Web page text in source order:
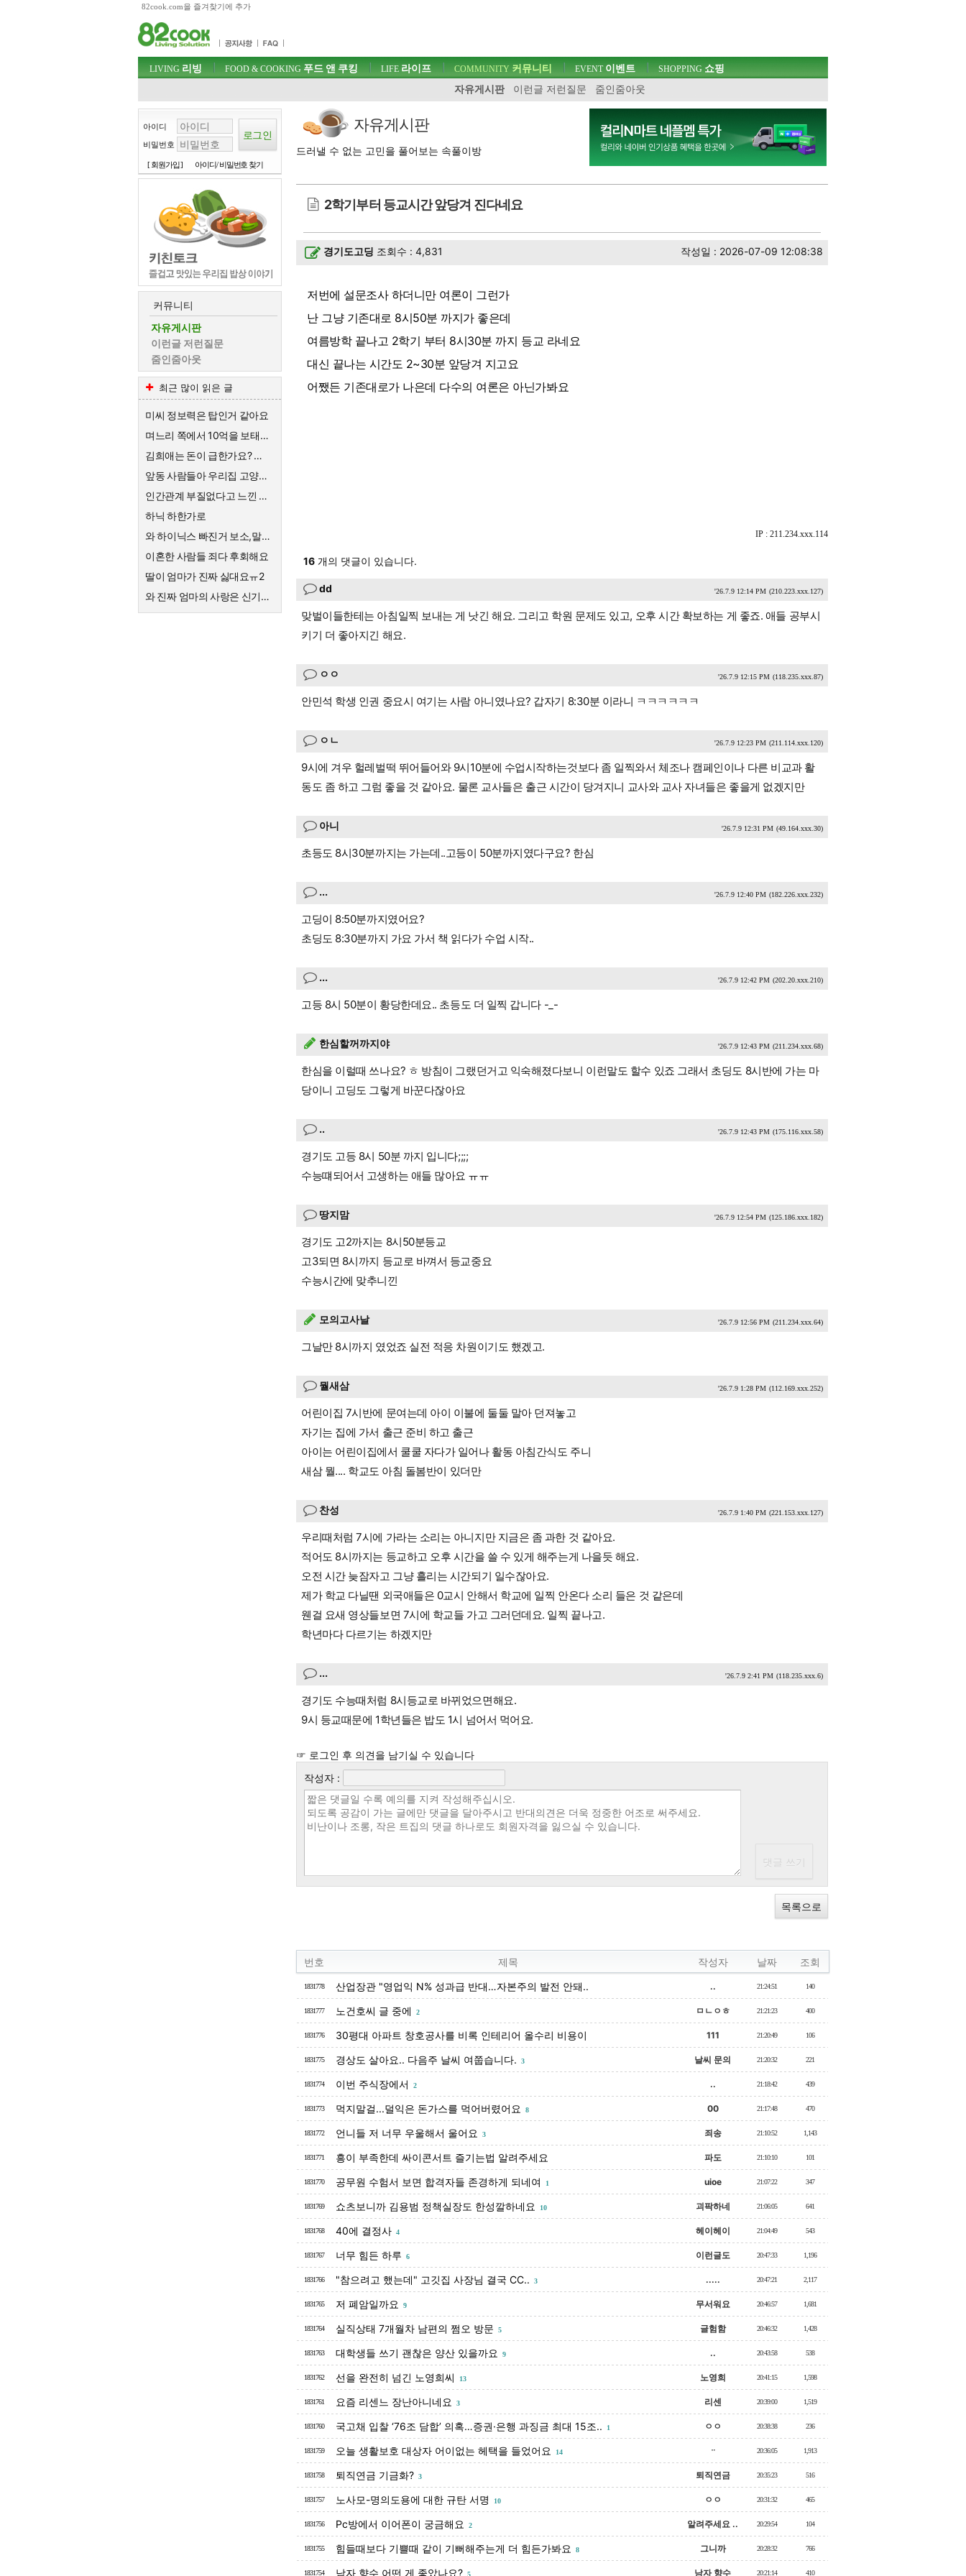
82cook.com을 즐겨찾기에 추가
주메뉴 바로가기
컨텐츠 바로가기
검색 바로가기
로그인 바로가기
주메뉴
LIVING 리빙 FOOD & COOKING 푸드 앤 쿠킹 LIFE 라이프 COMMUNITY 커뮤니티
자유게시판
이런글 저런질문 줌인줌아웃
EVENT이벤트 SHOPPING 쇼핑
아이디
비밀번호
[ 회원가입 ] 아이디/ 비밀번호 찾기
커뮤니티
자유게시판
이런글 저런질문
줌인줌아웃
최근 많이 읽은 글
미씨 정보력은 탑인거 같아요
며느리 쪽에서 10억을 보태준대요.
김희애는 돈이 급한가요? 왜 친근한척 예능하죠?
앞동 사람들아 우리집 고양이한테 큰절해라
인간관계 부질없다고 느낀 순간
하닉 하한가로
와 하이닉스 빠진거 보소,말이 안나옴
이혼한 사람들 죄다 후회해요
딸이 엄마가 진짜 싫대요ㅠ2
와 진짜 엄마의 사랑은 신기하네요
자유게시판
드러낼 수 없는 고민을 풀어보는 속풀이방
2학기부터 등교시간 앞당겨 진다네요
경기도고딩 조회수 : 4,831 작성일 : 2026-07-09 12:08:38
저번에 설문조사 하더니만 여론이 그런가
난 그냥 기존대로 8시50분 까지가 좋은데
여름방학 끝나고 2학기 부터 8시30분 까지 등교 라네요
대신 끝나는 시간도 2~30분 앞당겨 지고요
어쨌든 기존대로가 나은데 다수의 여론은 아닌가봐요
IP : 211.234.xxx.114
16 개의 댓글이 있습니다.
dd '26.7.9 12:14 PM (210.223.xxx.127)
맞벌이들한테는 아침일찍 보내는 게 낫긴 해요. 그리고 학원 문제도 있고, 오후 시간 확보하는 게 좋죠. 애들 공부시
키기 더 좋아지긴 해요.
ㅇㅇ '26.7.9 12:15 PM (118.235.xxx.87)
안민석 학생 인권 중요시 여기는 사람 아니였나요? 갑자기 8:30분 이라니 ㅋㅋㅋㅋㅋㅋ
ㅇㄴ '26.7.9 12:23 PM (211.114.xxx.120)
9시에 겨우 헐레벌떡 뛰어들어와 9시10분에 수업시작하는것보다 좀 일찍와서 체조나 캠페인이나 다른 비교과 활
동도 좀 하고 그럼 좋을 것 같아요. 물론 교사들은 출근 시간이 당겨지니 교사와 교사 자녀들은 좋을게 없겠지만
아니 '26.7.9 12:31 PM (49.164.xxx.30)
초등도 8시30분까지는 가는데..고등이 50분까지였다구요? 한심
... '26.7.9 12:40 PM (182.226.xxx.232)
고딩이 8:50분까지였어요?
초딩도 8:30분까지 가요 가서 책 읽다가 수업 시작..
... '26.7.9 12:42 PM (202.20.xxx.210)
고등 8시 50분이 황당한데요.. 초등도 더 일찍 갑니다 -_-
한심할꺼까지야 '26.7.9 12:43 PM (211.234.xxx.68)
한심을 이럴때 쓰나요? ㅎ 방침이 그랬던거고 익숙해졌다보니 이런말도 할수 있죠 그래서 초딩도 8시반에 가는 마
당이니 고딩도 그렇게 바꾼다잖아요
.. '26.7.9 12:43 PM (175.116.xxx.58)
경기도 고등 8시 50분 까지 입니다;;;;
수능떄되어서 고생하는 애들 많아요 ㅠㅠ
땅지맘 '26.7.9 12:54 PM (125.186.xxx.182)
경기도 고2까지는 8시50분등교
고3되면 8시까지 등교로 바껴서 등교중요
수능시간에 맞추니낀
모의고사날 '26.7.9 12:56 PM (211.234.xxx.64)
그날만 8시까지 였었죠 실전 적응 차원이기도 했겠고.
뭘새삼 '26.7.9 1:28 PM (112.169.xxx.252)
어린이집 7시반에 문여는데 아이 이불에 둘둘 말아 던져놓고
자기는 집에 가서 출근 준비 하고 출근
아이는 어린이집에서 쿨쿨 자다가 일어나 활동 아침간식도 주니
새삼 뭘.... 학교도 아침 돌봄반이 있더만
찬성 '26.7.9 1:40 PM (221.153.xxx.127)
우리때처럼 7시에 가라는 소리는 아니지만 지금은 좀 과한 것 같아요.
적어도 8시까지는 등교하고 오후 시간을 쓸 수 있게 해주는게 나을듯 해요.
오전 시간 늦잠자고 그냥 흘리는 시간되기 일수잖아요.
제가 학교 다닐땐 외국애들은 0교시 안해서 학교에 일찍 안온다 소리 들은 것 같은데
웬걸 요새 영상들보면 7시에 학교들 가고 그러던데요. 일찍 끝나고.
학년마다 다르기는 하겠지만
... '26.7.9 2:41 PM (118.235.xxx.6)
경기도 수능때처럼 8시등교로 바뀌었으면해요.
9시 등교때문에 1학년들은 밥도 1시 넘어서 먹어요.
☞ 로그인 후 의견을 남기실 수 있습니다
작성자 :
목록으로
번호 제목 작성자 날짜 조회
1831778 산업장관 "영업익 N% 성과급 반대…자본주의 발전 안돼.. .. 21:24:51 140
1831777 노건호씨 글 중에 2 ㅁㄴㅇㅎ 21:21:23 400
1831776 30평대 아파트 창호공사를 비록 인테리어 올수리 비용이 111 21:20:49 106
1831775 경상도 살아요.. 다음주 날씨 여쭙습니다. 3 날씨 문의 21:20:32 221
1831774 이번 주식장에서 2 .. 21:18:42 439
1831773 먹지말걸...덜익은 돈가스를 먹어버렸어요 8 00 21:17:48 470
1831772 언니들 저 너무 우울해서 울어요 3 죄송 21:10:52 1,143
1831771 흥이 부족한데 싸이콘서트 즐기는법 알려주세요 파도 21:10:10 101
1831770 공무원 수험서 보면 합격자들 존경하게 되네여 1 uioe 21:07:22 347
1831769 쇼츠보니까 김용범 정책실장도 한성깔하네요 10 괴팍하네 21:06:05 641
1831768 40에 결정사 4 헤이헤이 21:04:49 543
1831767 너무 힘든 하루 6 이런글도 20:47:33 1,196
1831766 "참으려고 했는데" 고깃집 사장님 결국 CC.. 3 ..... 20:47:21 2,117
1831765 저 폐암일까요 9 무서워요 20:46:57 1,681
1831764 실직상태 7개월차 남편의 쩜오 방문 5 글험함 20:46:32 1,428
1831763 대학생들 쓰기 괜찮은 양산 있을까요 9 .. 20:43:58 538
1831762 선을 완전히 넘긴 노영희씨 13 노영희 20:41:15 1,598
1831761 요즘 리센느 장난아니네요 3 리센 20:39:00 1,519
1831760 국고채 입찰 ‘76조 담합’ 의혹…증권·은행 과징금 최대 15조.. 1 ㅇㅇ 20:38:38 236
1831759 오늘 생활보호 대상자 어이없는 헤택을 들었어요 14 ᆢ 20:36:05 1,913
1831758 퇴직연금 기금화? 3 퇴직연금 20:35:23 516
1831757 노사모-명의도용에 대한 규탄 서명 10 ㅇㅇ 20:31:32 465
1831756 Pc방에서 이어폰이 궁금해요 2 알려주세요 .. 20:29:54 104
1831755 힘들때보다 기쁠때 같이 기뻐해주는게 더 힘든가봐요 8 그니까 20:28:32 766
1831754 남자 향수 어떤 게 좋았나요? 5 남자 향수 20:21:14 410